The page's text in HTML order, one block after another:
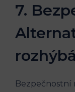
7.
Bezpečnostní